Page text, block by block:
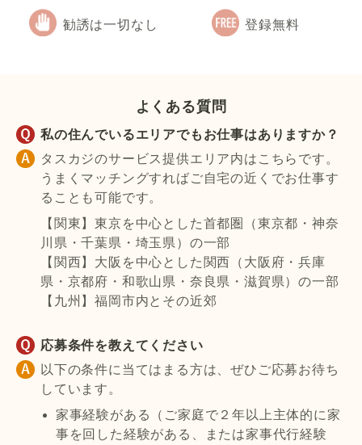
勧誘は一切なし 登録無料
よくある質問
私の住んでいるエリアでもお仕事はありますか？
タスカジのサービス提供エリア内はこちらです。
うまくマッチングすればご自宅の近くでお仕事す
ることも可能です。
【関東】東京を中心とした首都圏（東京都・神奈
川県・千葉県・埼玉県）の一部
【関西】大阪を中心とした関西（大阪府・兵庫
県・京都府・和歌山県・奈良県・滋賀県）の一部
【九州】福岡市内とその近郊
応募条件を教えてください
以下の条件に当てはまる方は、ぜひご応募お待ち
しています。
家事経験がある（ご家庭で２年以上主体的に家
事を回した経験がある、または家事代行経験